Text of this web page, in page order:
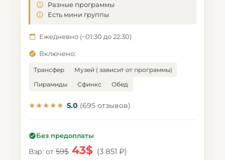
Разные программы
Есть мини группы
Ежедневно (~01:30 до 22:30)
Включено:
Трансфер
Музей ( зависит от программы)
Пирамиды
Сфинкс Обед
★★★★★ 5.0 (695 отзывов)
Без предоплаты
Взр: от 59$ 43$ (3 851 ₽)